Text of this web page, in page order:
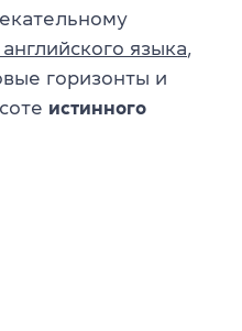
языка,
горизонты и
истинного